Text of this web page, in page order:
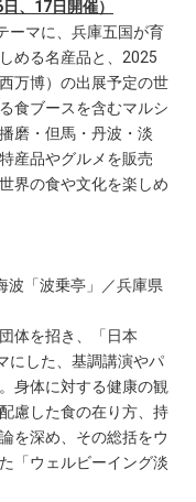
、17日開催）
ーマに、兵庫五国が育
める名産品と、2025
万博）の出展予定の世
食ブースを含むマルシ
磨・但馬・丹波・淡
産品やグルメを販売
界の食や文化を楽しめ
波「波乗亭」／兵庫県
体を招き、「日本
にした、基調講演やパ
身体に対する健康の観
慮した食の在り方、持
を深め、その総括をウ
「ウェルビーイング淡